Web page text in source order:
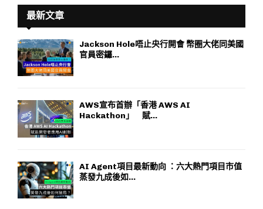
最新文章
Jackson Hole唔止央行開會 幣圈大佬同美國
官員密鑼...
AWS宣布首辦「香港 AWS AI
Hackathon」 賦...
AI Agent項目最新動向 ：六大熱門項目市值
蒸發九成後如...